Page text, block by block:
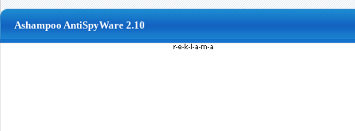
Ashampoo AntiSpyWare 2.10